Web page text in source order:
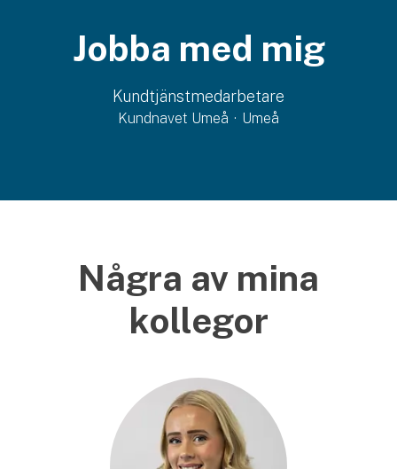
Jobba med mig
Kundtjänstmedarbetare
Kundnavet Umeå · Umeå
Några av mina
kollegor